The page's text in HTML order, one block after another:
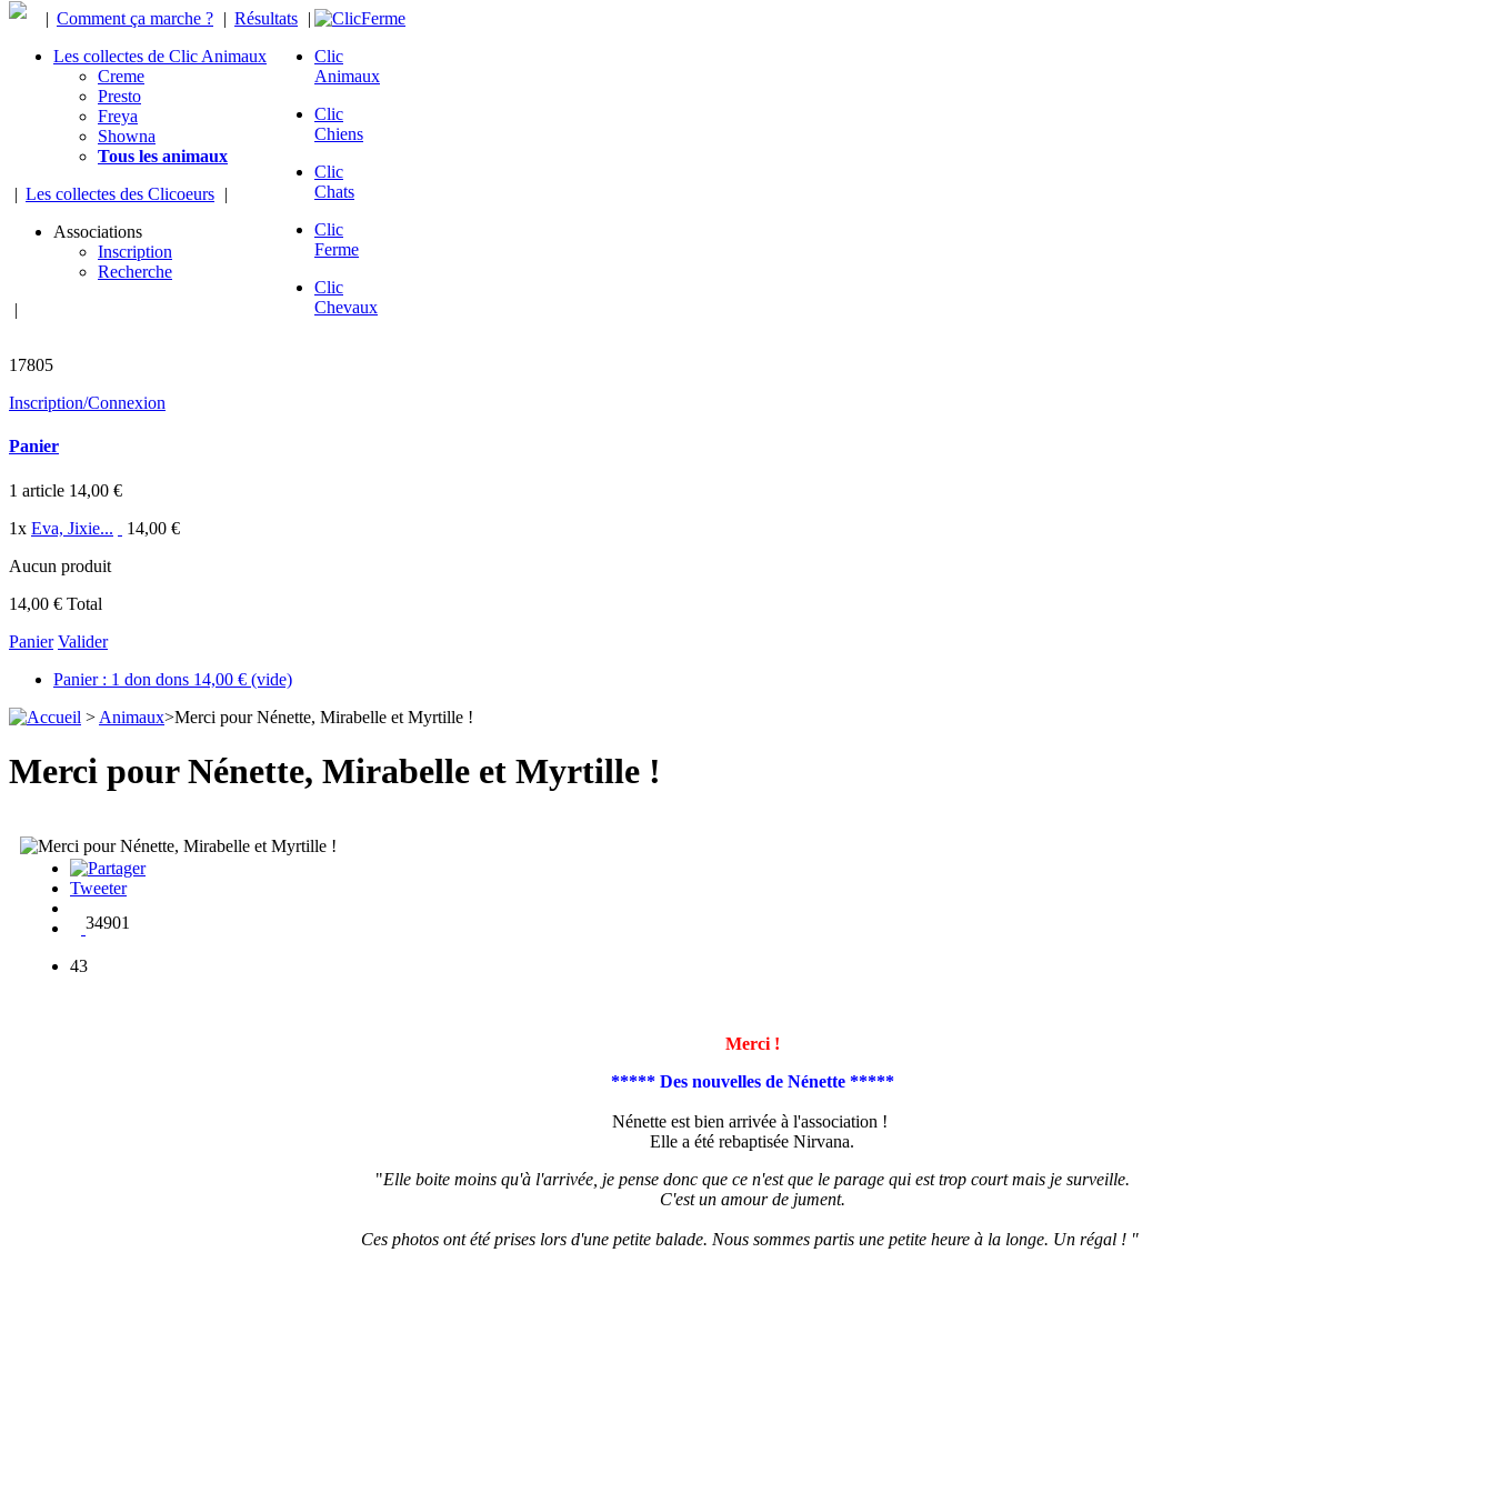
| Comment ça marche ? | Résultats |
Les collectes de Clic Animaux
Creme
Presto
Freya
Showna
Tous les animaux
| Les collectes des Clicoeurs |
Associations
Inscription
Recherche
|
Clic
Animaux
Clic
Chiens
Clic
Chats
Clic
Ferme
Clic
Chevaux
17805
Inscription/Connexion
Panier
1 article 14,00 €
1x Eva, Jixie...
14,00 €
Aucun produit
14,00 € Total
Panier Valider
Panier : 1 don dons 14,00 € (vide)
> Animaux>Merci pour Nénette, Mirabelle et Myrtille !
Merci pour Nénette, Mirabelle et Myrtille !
Tweeter
34901
43
Merci !
***** Des nouvelles de Nénette *****
Nénette est bien arrivée à l'association !
Elle a été rebaptisée Nirvana.
"Elle boite moins qu'à l'arrivée, je pense donc que ce n'est que le parage qui est trop court mais je surveille.
C'est un amour de jument.
Ces photos ont été prises lors d'une petite balade. Nous sommes partis une petite heure à la longe. Un régal ! "